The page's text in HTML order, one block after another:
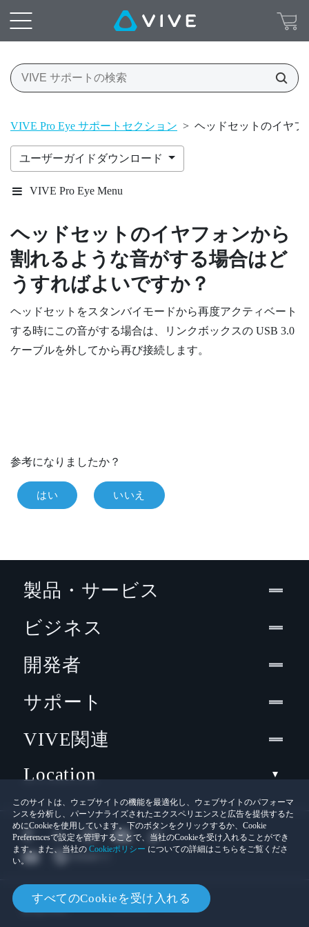
VIVE Pro Eye サポートセクション > ヘッドセットのイヤ
ユーザーガイドダウンロード
VIVE Pro Eye Menu
ヘッドセットのイヤフォンから
割れるような音がする場合はど
うすればよいですか？
ヘッドセットをスタンバイモードから再度アクティベート
する時にこの音がする場合は、リンクボックスの USB 3.0
ケーブルを外してから再び接続します。
参考になりましたか？
はい いいえ
このサイトは、ウェブサイトの機能を最適化し、ウェブサイトのパフォーマ
ンスを分析し、パーソナライズされたエクスペリエンスと広告を提供するた
めにCookieを使用しています。下のボタンをクリックするか、Cookie
Preferencesで設定を管理することで、当社のCookieを受け入れることができ
ます。また、当社の Cookieポリシー についての詳細はこちらをご覧くださ
い。
すべてのCookieを受け入れる
製品・サービス
ビジネス
開発者
サポート
VIVE関連
Location
© 2011-2026 HTC Corporation
法的情報
Cookies